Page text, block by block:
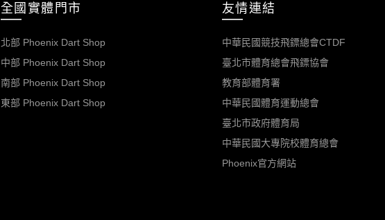
全國實體門市
北部 Phoenix Dart Shop
中部 Phoenix Dart Shop
南部 Phoenix Dart Shop
東部 Phoenix Dart Shop
友情連結
中華民國競技飛鏢總會CTDF
臺北市體育總會飛鏢協會
教育部體育署
中華民國體育運動總會
臺北市政府體育局
中華民國大專院校體育總會
Phoenix官方網站